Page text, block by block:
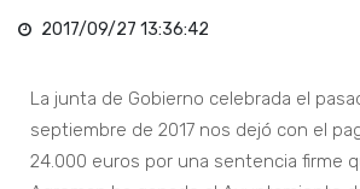
2017/09/27 13:36:42
La junta de Gobierno celebrada el
septiembre de 2017 nos dejó con el
24.000 euros por una sentencia firme